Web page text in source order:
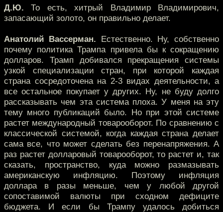
Д.Ю. То есть, хитрый Владимир Владимирович,
запасающий золото, он правильно делает.
Анатолий Вассерман. Естественно. Ну, собственно
почему политика Трампа привела бы к сокращению
долларов. Трамп добивался прекращения системы
узкой специализации стран, при которой каждая
страна сосредоточена на 2-3 видах деятельности, а
все остальное покупает у других. Ну, не буду долго
рассказывать чем эта система плоха. У меня на эту
тему много публикаций было. Но при этой системе
растет международный товарооборот. По сравнению с
классической системой, когда каждая страна делает
сама все, что может сделать без перенапряжения. А
раз растет долларовый товарооборот, то растет и, так
сказать, пространство, куда можно размазывать
американскую инфляцию. Поэтому инфляция
доллара в разы меньше, чем у любой другой
сопоставимой валюты при сходном дефиците
бюджета. И если бы Трампу удалось добиться